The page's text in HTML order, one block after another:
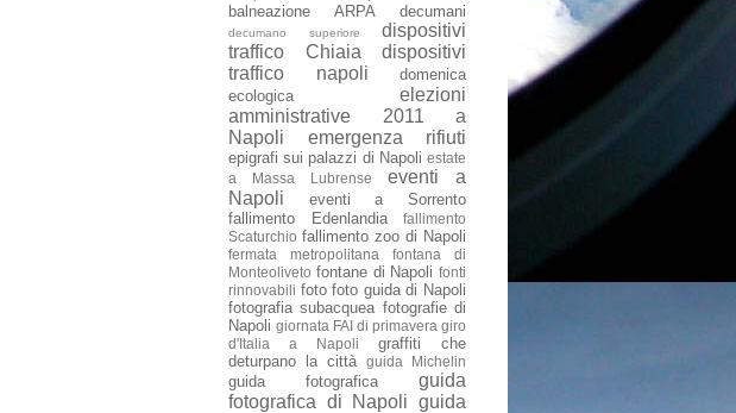
balneazione ARPA
decumani
decumano superiore
dispositivi
traffico Chiaia
dispositivi
traffico napoli
domenica
ecologica
elezioni
amministrative 2011 a
Napoli
emergenza rifiuti
epigrafi sui palazzi di Napoli estate
a Massa Lubrense
eventi a
Napoli
eventi a Sorrento
fallimento Edenlandia
fallimento
Scaturchio fallimento zoo di Napoli
fermata metropolitana
fontana di
Monteoliveto fontane di Napoli fonti
rinnovabili foto foto guida di Napoli
fotografia subacquea fotografie di
Napoli giornata FAI di primavera giro
d'Italia a Napoli
graffiti che
deturpano la città
guida Michelin
guida fotografica
guida
fotografica di Napoli guida